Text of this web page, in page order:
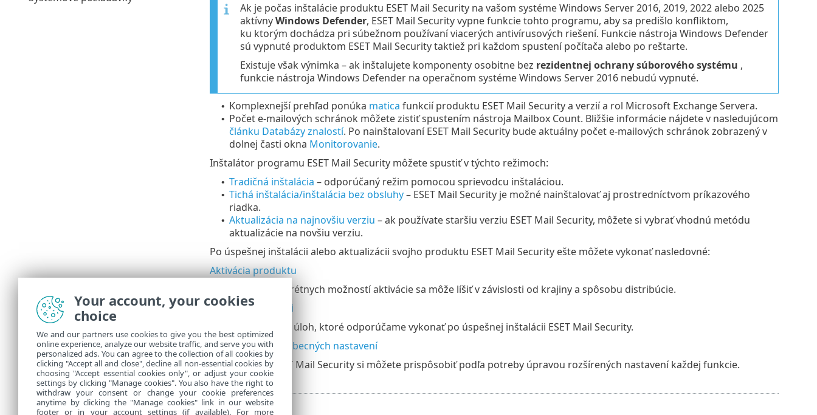
Ak je počas inštalácie produktu ESET Mail Security na vašom systéme Windows Server 2016, 2019, 2022 alebo 2025
aktívnyWindows Defender, ESET Mail Security vypne funkcie tohto programu, aby sa predišlo konfliktom,
ku ktorým dochádza pri súbežnom používaní viacerých antivírusových riešení. Funkcie nástroja Windows Defender
sú vypnuté produktom ESET Mail Security taktiež pri každom spustení počítača alebo po reštarte.
Existuje však výnimka – ak inštalujete komponenty osobitne bez rezidentnej ochrany súborového systému ,
funkcie nástroja Windows Defender na operačnom systéme Windows Server 2016 nebudú vypnuté.
• Komplexnejší prehľad ponúka matica funkcií produktu ESET Mail Security a verzií a rol Microsoft Exchange Servera.
• Počet e‑mailových schránok môžete zistiť spustením nástroja Mailbox Count. Bližšie informácie nájdete v nasledujúcom
článku Databázy znalostí. Po nainštalovaní ESET Mail Security bude aktuálny počet e‑mailových schránok zobrazený v
dolnej časti okna Monitorovanie.
Inštalátor programu ESET Mail Security môžete spustiť v týchto režimoch:
• Tradičná inštalácia – odporúčaný režim pomocou sprievodcu inštaláciou.
• Tichá inštalácia/inštalácia bez obsluhy– ESET Mail Security je možné nainštalovať aj prostredníctvom príkazového
riadka.
• Aktualizácia na najnovšiu verziu – ak používate staršiu verziu ESET Mail Security, môžete si vybrať vhodnú metódu
aktualizácie na novšiu verziu.
Po úspešnej inštalácii alebo aktualizácii svojho produktu ESET Mail Security ešte môžete vykonať nasledovné:
Aktivácia produktu
Dostupnosť konkrétnych možností aktivácie sa môže líšiť v závislosti od krajiny a spôsobu distribúcie.
Úlohy po inštalácii
Pozrite si zoznam úloh, ktoré odporúčame vykonať po úspešnej inštalácii ESET Mail Security.
Konfigurácia všeobecných nastavení
Svoj produkt ESET Mail Security si môžete prispôsobiť podľa potreby úpravou rozšírených nastavení každej funkcie.
Your account, your cookies
choice
We and our partners use cookies to give you the best optimized
online experience, analyze our website traffic, and serve you with
personalized ads. You can agree to the collection of all cookies by
clicking "Accept all and close", decline all non-essential cookies by
choosing "Accept essential cookies only", or adjust your cookie
settings by clicking "Manage cookies". You also have the right to
withdraw your consent or change your cookie preferences
anytime by clicking the "Manage cookies" link in our website
footer or in your account settings (if available). For more